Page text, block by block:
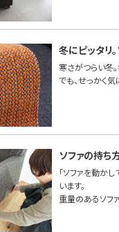
冬にピッタリ
寒さがつらい冬
でも、せっかく
ソファの持ち
「ソファを動か
います。
重量のあるソフ